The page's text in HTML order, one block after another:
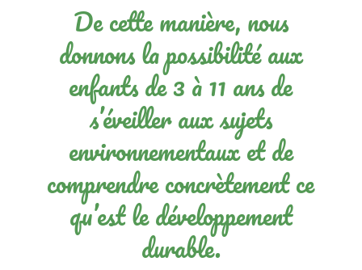
De cette manière, nous
donnons la possibilité aux
enfants de 3 à 11 ans de
s’éveiller aux sujets
environnementaux et de
comprendre concrètement ce
qu’est le développement
durable.